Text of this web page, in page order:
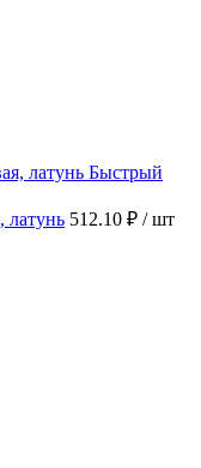
Быстрый
латунь 512.10 ₽ / шт